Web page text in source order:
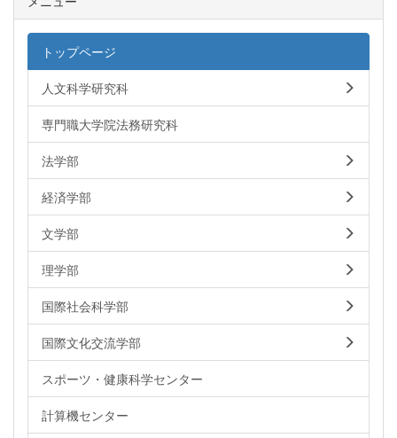
トップページ
人文科学研究科
専門職大学院法務研究科
法学部
経済学部
文学部
理学部
国際社会科学部
国際文化交流学部
スポーツ・健康科学センター
計算機センター